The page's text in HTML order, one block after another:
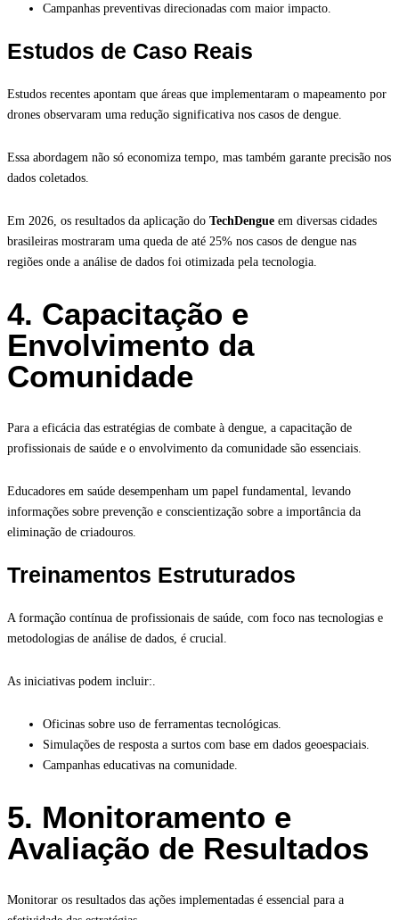
Campanhas preventivas direcionadas com maior impacto.
Estudos de Caso Reais
Estudos recentes apontam que áreas que implementaram o mapeamento por
drones observaram uma redução significativa nos casos de dengue.
Essa abordagem não só economiza tempo, mas também garante precisão nos
dados coletados.
Em 2026, os resultados da aplicação do TechDengue em diversas cidades
brasileiras mostraram uma queda de até 25% nos casos de dengue nas
regiões onde a análise de dados foi otimizada pela tecnologia.
4. Capacitação e
Envolvimento da
Comunidade
Para a eficácia das estratégias de combate à dengue, a capacitação de
profissionais de saúde e o envolvimento da comunidade são essenciais.
Educadores em saúde desempenham um papel fundamental, levando
informações sobre prevenção e conscientização sobre a importância da
eliminação de criadouros.
Treinamentos Estruturados
A formação contínua de profissionais de saúde, com foco nas tecnologias e
metodologias de análise de dados, é crucial.
As iniciativas podem incluir:.
Oficinas sobre uso de ferramentas tecnológicas.
Simulações de resposta a surtos com base em dados geoespaciais.
Campanhas educativas na comunidade.
5. Monitoramento e
Avaliação de Resultados
Monitorar os resultados das ações implementadas é essencial para a